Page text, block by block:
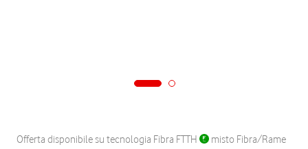
Offerta disponibile su tecnologia Fibra FTTH
misto Fibra/Rame